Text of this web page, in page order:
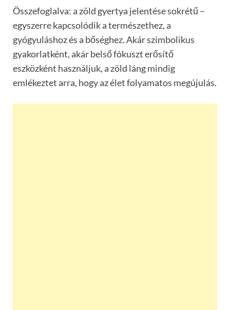
Összefoglalva: a zöld gyertya jelentése sokrétű –
egyszerre kapcsolódik a természethez, a
gyógyuláshoz és a bőséghez. Akár szimbolikus
gyakorlatként, akár belső fókuszt erősítő
eszközként használjuk, a zöld láng mindig
emlékeztet arra, hogy az élet folyamatos megújulás.